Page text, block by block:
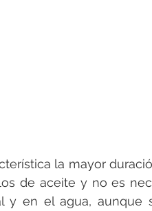
la mayor
de aceite y no es
y en el agua, aunque